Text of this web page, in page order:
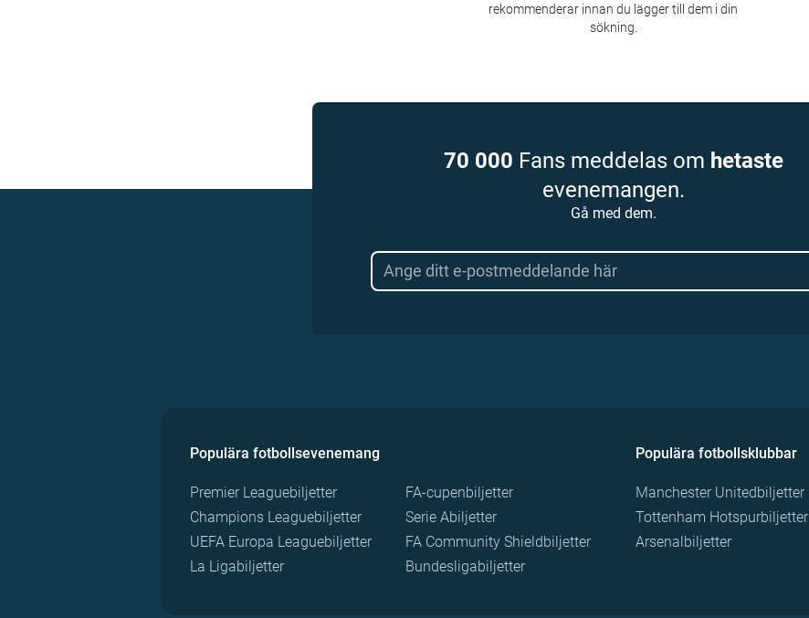
rekommenderar innan du lägger till dem i din
sökning.
70 000 Fans meddelas om hetaste
evenemangen.
Gå med dem.
Populära fotbollsevenemang
Premier Leaguebiljetter
Champions Leaguebiljetter
UEFA Europa Leaguebiljetter
La Ligabiljetter
FA-cupenbiljetter
Serie Abiljetter
FA Community Shieldbiljetter
Bundesligabiljetter
Populära fotbollsklubbar
Manchester Unitedbiljetter
Tottenham Hotspurbiljetter
Arsenalbiljetter